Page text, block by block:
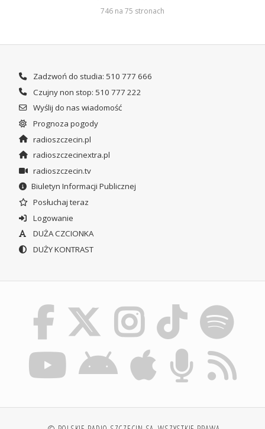
746 na 75 stronach
Zadzwoń do studia: 510 777 666
Czujny non stop: 510 777 222
Wyślij do nas wiadomość
Prognoza pogody
radioszczecin.pl
radioszczecinextra.pl
radioszczecin.tv
Biuletyn Informacji Publicznej
Posłuchaj teraz
Logowanie
DUŻA CZCIONKA
DUŻY KONTRAST